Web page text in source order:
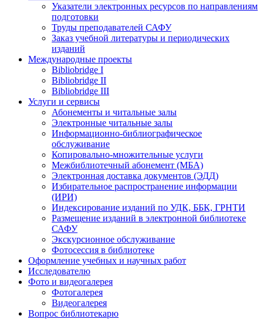
Указатели электронных ресурсов по направлениям
подготовки
Труды преподавателей САФУ
Заказ учебной литературы и периодических
изданий
Международные проекты
Bibliobridge I
Bibliobridge II
Bibliobridge III
Услуги и сервисы
Абонементы и читальные залы
Электронные читальные залы
Информационно-библиографическое
обслуживание
Копировально-множительные услуги
Межбиблиотечный абонемент (МБА)
Электронная доставка документов (ЭДД)
Избирательное распространение информации
(ИРИ)
Индексирование изданий по УДК, ББК, ГРНТИ
Размещение изданий в электронной библиотеке
САФУ
Экскурсионное обслуживание
Фотосессия в библиотеке
Оформление учебных и научных работ
Исследователю
Фото и видеогалерея
Фотогалерея
Видеогалерея
Вопрос библиотекарю